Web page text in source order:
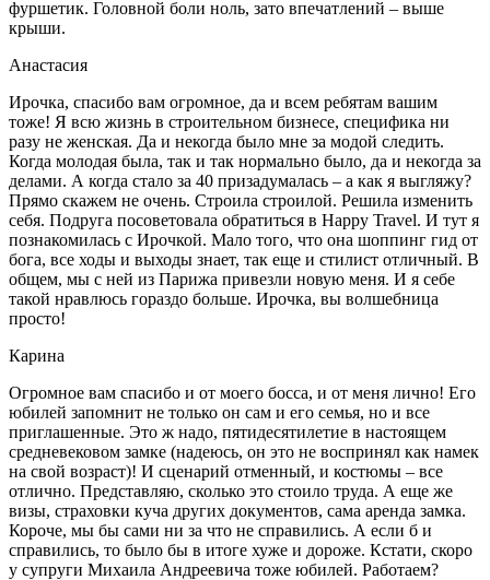
фуршетик. Головной боли ноль, зато впечатлений – выше
крыши.
Анастасия
Ирочка, спасибо вам огромное, да и всем ребятам вашим
тоже! Я всю жизнь в строительном бизнесе, специфика ни
разу не женская. Да и некогда было мне за модой следить.
Когда молодая была, так и так нормально было, да и некогда за
делами. А когда стало за 40 призадумалась – а как я выгляжу?
Прямо скажем не очень. Строила строилой. Решила изменить
себя. Подруга посоветовала обратиться в Happy Travel. И тут я
познакомилась с Ирочкой. Мало того, что она шоппинг гид от
бога, все ходы и выходы знает, так еще и стилист отличный. В
общем, мы с ней из Парижа привезли новую меня. И я себе
такой нравлюсь гораздо больше. Ирочка, вы волшебница
просто!
Карина
Огромное вам спасибо и от моего босса, и от меня лично! Его
юбилей запомнит не только он сам и его семья, но и все
приглашенные. Это ж надо, пятидесятилетие в настоящем
средневековом замке (надеюсь, он это не воспринял как намек
на свой возраст)! И сценарий отменный, и костюмы – все
отлично. Представляю, сколько это стоило труда. А еще же
визы, страховки куча других документов, сама аренда замка.
Короче, мы бы сами ни за что не справились. А если б и
справились, то было бы в итоге хуже и дороже. Кстати, скоро
у супруги Михаила Андреевича тоже юбилей. Работаем?